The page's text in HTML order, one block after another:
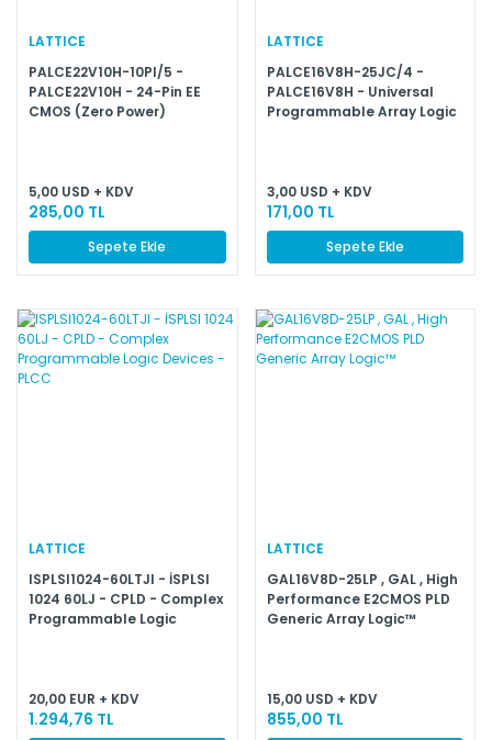
LATTICE
PALCE22V10H-10PI/5 -
PALCE22V10H - 24-Pin EE
CMOS (Zero Power)
5,00 USD + KDV
285,00 TL
Sepete Ekle
LATTICE
PALCE16V8H-25JC/4 -
PALCE16V8H - Universal
Programmable Array Logic
3,00 USD + KDV
171,00 TL
Sepete Ekle
LATTICE
ISPLSI1024-60LTJI - İSPLSI
1024 60LJ - CPLD - Complex
Programmable Logic
20,00 EUR + KDV
1.294,76 TL
LATTICE
GAL16V8D-25LP , GAL , High
Performance E2CMOS PLD
Generic Array Logic™
15,00 USD + KDV
855,00 TL